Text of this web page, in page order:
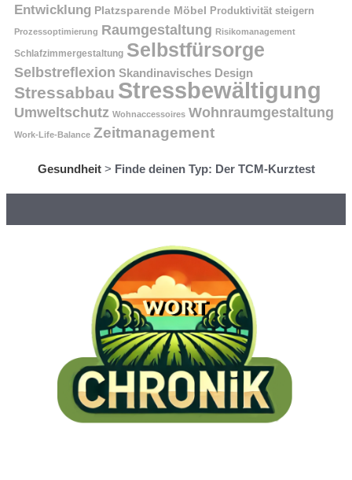
Entwicklung Platzsparende Möbel Produktivität steigern
Prozessoptimierung Raumgestaltung Risikomanagement
Schlafzimmergestaltung Selbstfürsorge
Selbstreflexion Skandinavisches Design
Stressabbau Stressbewältigung
Umweltschutz Wohnaccessoires Wohnraumgestaltung
Work-Life-Balance Zeitmanagement
Gesundheit> Finde deinen Typ: Der TCM-Kurztest